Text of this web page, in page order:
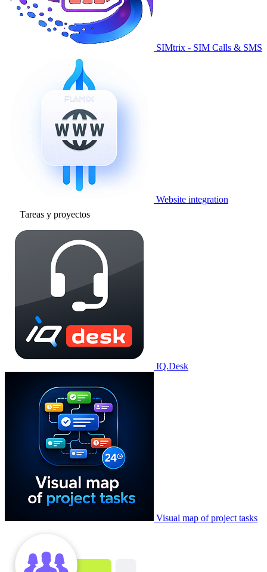
SIMtrix - SIM Calls & SMS
Website integration
Tareas y proyectos
IQ.Desk
Visual map of project tasks